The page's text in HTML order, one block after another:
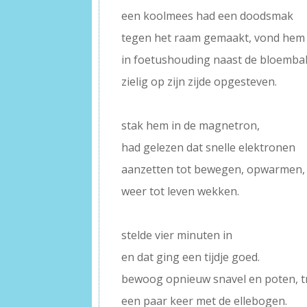
een koolmees had een doodsmak
tegen het raam gemaakt, vond hem
in foetushouding naast de
zielig op zijn zijde opgesteven.
stak hem in de magnetron,
had gelezen dat snelle elektronen
aanzetten tot bewegen, opwarmen,
weer tot leven wekken.
stelde vier minuten in
en dat ging een tijdje goed.
bewoog opnieuw snavel en poten,
een paar keer met de ellebogen.